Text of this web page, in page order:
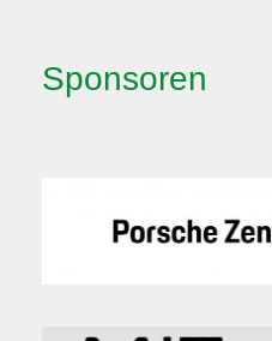
Sponsoren